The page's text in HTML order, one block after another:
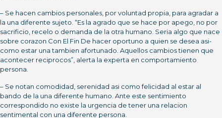
– Se hacen cambios personales, por voluntad propia, para agradar a
la una diferente sujeto. “Es la agrado que se hace por apego, no por
sacrificio, recelo o demanda de la otra humano. Seri­a algo que nace
sobre corazon Con El Fin De hacer oportuno a quien se desea asi­
como estar una tambien afortunado. Aquellos cambios tienen que
acontecer reciprocos”, alerta la experta en comportamiento
persona.
– Se notan comodidad, serenidad asi­ como felicidad al estar al
bando de la una diferente humano. Ante este sentimiento
correspondido no existe la urgencia de tener una relacion
sentimental con una diferente persona.